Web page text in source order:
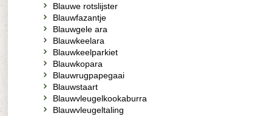
Blauwe rotslijster
Blauwfazantje
Blauwgele ara
Blauwkeelara
Blauwkeelparkiet
Blauwkopara
Blauwrugpapegaai
Blauwstaart
Blauwvleugelkookaburra
Blauwvleugeltaling